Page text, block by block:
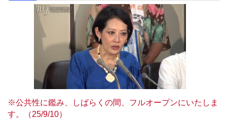
※公共性に鑑み、しばらくの間、フルオープンにいたしま
す。（25/9/10）